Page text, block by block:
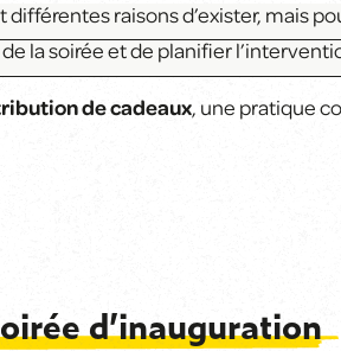
différentes raisons d’exister, mais
la soirée et de planifier
de cadeaux, une pratique
d’inauguration